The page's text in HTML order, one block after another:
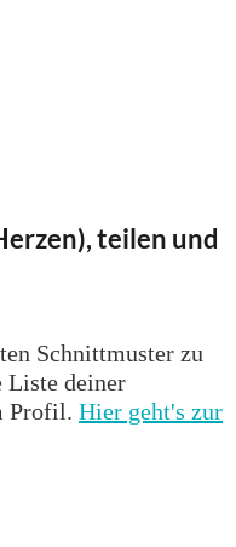
teilen und
Schnittmuster zu
Liste deiner
Profil. Hier geht's zur